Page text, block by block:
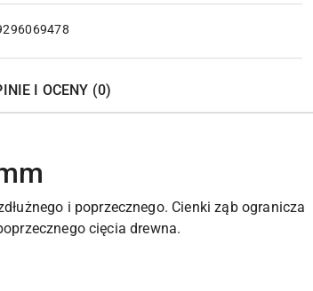
I OCENY (0)
i poprzecznego. Cienki ząb ogranicza
cięcia drewna.